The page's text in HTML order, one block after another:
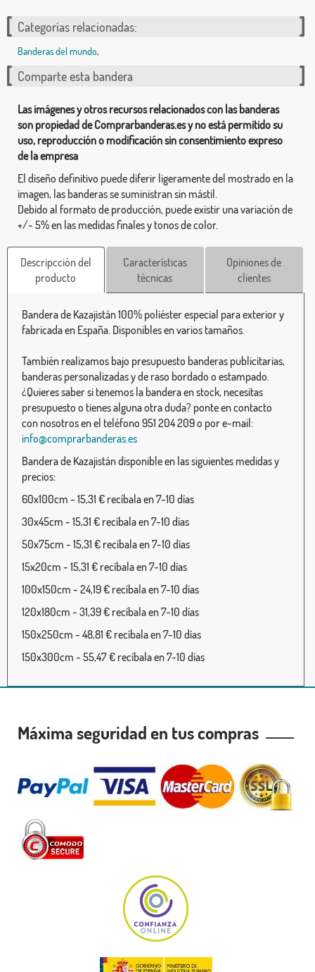
Categorías relacionadas:
Banderas del mundo,
Comparte esta bandera
Las imágenes y otros recursos relacionados con las banderas
son propiedad de Comprarbanderas.es y no está permitido su
uso, reproducción o modificación sin consentimiento expreso
de la empresa
El diseño definitivo puede diferir ligeramente del mostrado en la
imagen, las banderas se suministran sin mástil.
Debido al formato de producción, puede existir una variación de
+/- 5% en las medidas finales y tonos de color.
Descripcción del
producto
Características
técnicas
Opiniones de
clientes
Bandera de Kazajistán 100% poliéster especial para exterior y
fabricada en España. Disponibles en varios tamaños.
También realizamos bajo presupuesto banderas publicitarias,
banderas personalizadas y de raso bordado o estampado.
¿Quieres saber si tenemos la bandera en stock, necesitas
presupuesto o tienes alguna otra duda? ponte en contacto
con nosotros en el teléfono 951 204 209 o por e-mail:
info@comprarbanderas.es
Bandera de Kazajistán disponible en las siguientes medidas y
precios:
60x100cm - 15,31 € recíbala en 7-10 días
30x45cm - 15,31 € recíbala en 7-10 días
50x75cm - 15,31 € recíbala en 7-10 días
15x20cm - 15,31 € recíbala en 7-10 días
100x150cm - 24,19 € recíbala en 7-10 días
120x180cm - 31,39 € recíbala en 7-10 días
150x250cm - 48,81 € recíbala en 7-10 días
150x300cm - 55,47 € recíbala en 7-10 días
Máxima seguridad en tus compras